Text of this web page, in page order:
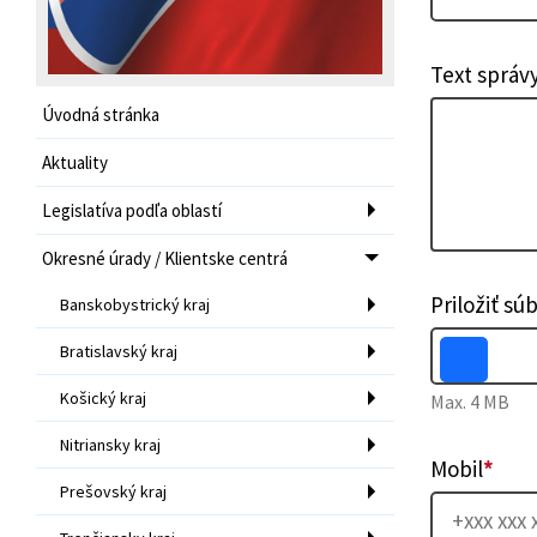
Úvodná stránka
Aktuality
Legislatíva podľa oblastí
Okresné úrady / Klientske centrá
Banskobystrický kraj
Bratislavský kraj
Košický kraj
Nitriansky kraj
Prešovský kraj
Text
Priložiť
Max. 4 MB
Mobil*